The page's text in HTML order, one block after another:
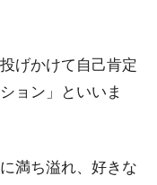
げかけて自己肯定
ョン」といいま
満ち溢れ、好きな